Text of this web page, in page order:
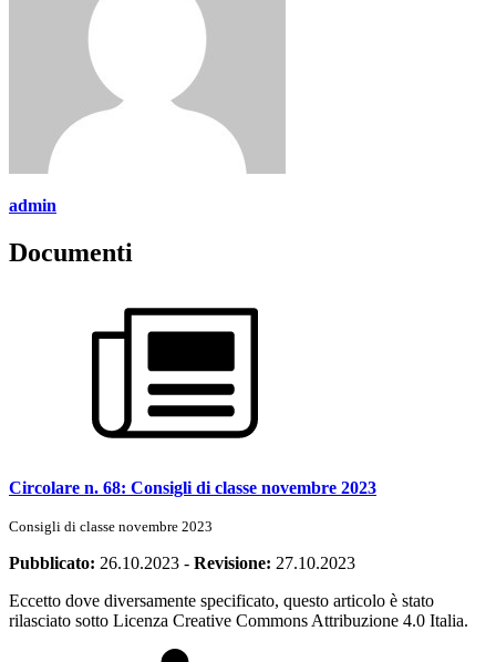
admin
Documenti
Circolare n. 68: Consigli di classe novembre 2023
Consigli di classe novembre 2023
Pubblicato: 26.10.2023 - Revisione: 27.10.2023
Eccetto dove diversamente specificato, questo articolo è stato
rilasciato sotto Licenza Creative Commons Attribuzione 4.0 Italia.